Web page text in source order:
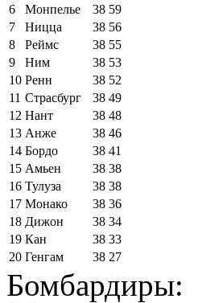
6
Монпелье 38 59
7
Ницца 38 56
8
Реймс 38 55
9
Ним 38 53
10 Ренн 38 52
11 Страсбург 38 49
12 Нант 38 48
13 Анже 38 46
14 Бордо 38 41
15 Амьен 38 38
16 Тулуза 38 38
17 Монако 38 36
18 Дижон 38 34
19 Кан 38 33
20 Генгам 38 27
Бомбардиры: